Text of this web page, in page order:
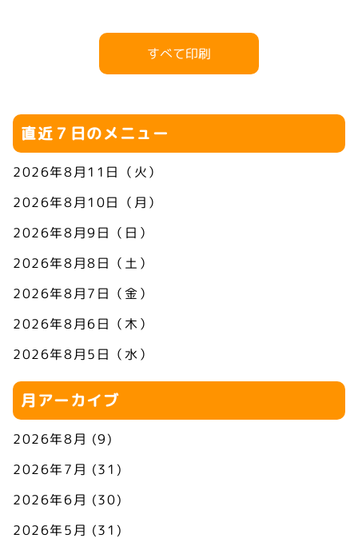
すべて印刷
直近７日のメニュー
2026年8月11日（火）
2026年8月10日（月）
2026年8月9日（日）
2026年8月8日（土）
2026年8月7日（金）
2026年8月6日（木）
2026年8月5日（水）
月アーカイブ
2026年8月 (9)
2026年7月 (31)
2026年6月 (30)
2026年5月 (31)